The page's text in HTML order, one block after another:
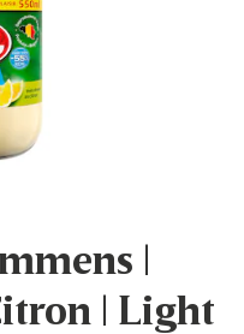
|
| Light